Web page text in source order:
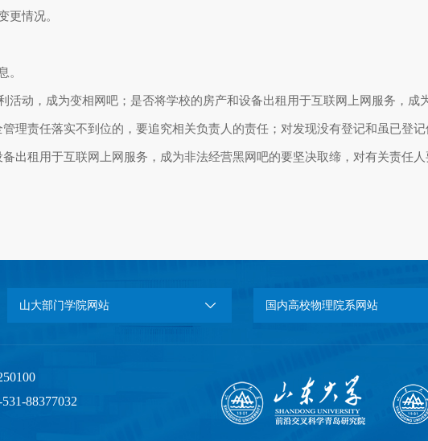
更情况。
。
活动，成为变相网吧；是否将学校的房产和设备出租用于互联网上网服务，成
理责任落实不到位的，要追究相关负责人的责任；对发现没有登记和虽已
出租用于互联网上网服务，成为非法经营黑网吧的要坚决取缔，对有关责任人
山大部门学院网站 国内高校物理院系网站
88377032